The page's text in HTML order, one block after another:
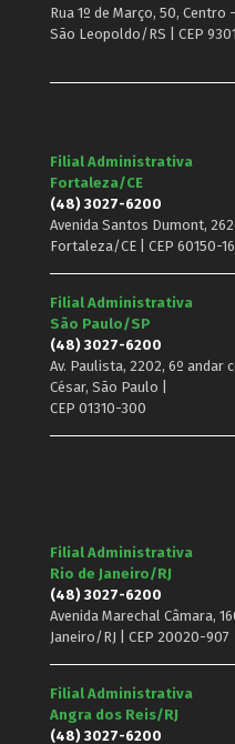
Rua 1º de Março, 50, Centro
São Leopoldo/RS | CEP
Filial Administrativa
Fortaleza/CE
(48) 3027-6200
Avenida Santos Dumont,
Fortaleza/CE | CEP 60150-
Filial Administrativa
São Paulo/SP
(48) 3027-6200
Av. Paulista, 2202, 6º andar
César, São Paulo |
CEP 01310-300
Filial Administrativa
Rio de Janeiro/RJ
(48) 3027-6200
Avenida Marechal Câmara,
Janeiro/RJ | CEP 20020-907
Filial Administrativa
Angra dos Reis/RJ
(48) 3027-6200